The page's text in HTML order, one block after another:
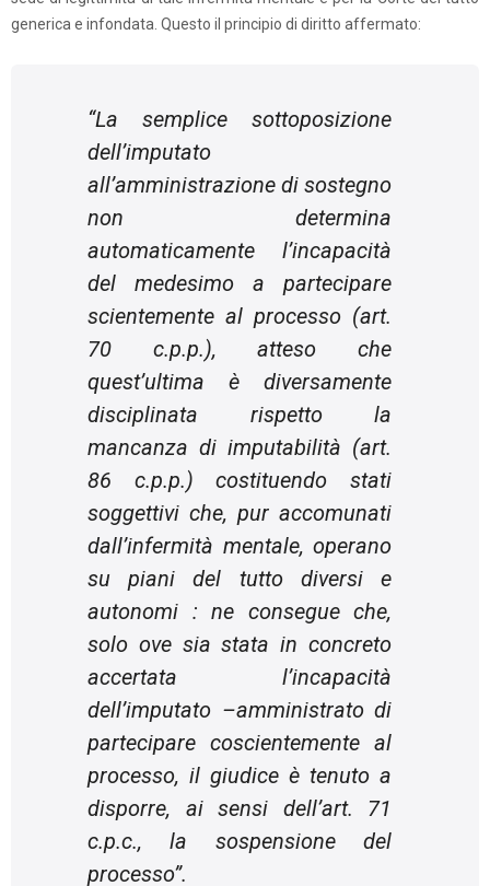
generica e infondata. Questo il principio di diritto affermato:
“La semplice sottoposizione
dell’imputato
all’amministrazione di sostegno
non determina
automaticamente l’incapacità
del medesimo a partecipare
scientemente al processo (art.
70 c.p.p.), atteso che
quest’ultima è diversamente
disciplinata rispetto la
mancanza di imputabilità (art.
86 c.p.p.) costituendo stati
soggettivi che, pur accomunati
dall’infermità mentale, operano
su piani del tutto diversi e
autonomi : ne consegue che,
solo ove sia stata in concreto
accertata l’incapacità
dell’imputato –amministrato di
partecipare coscientemente al
processo, il giudice è tenuto a
disporre, ai sensi dell’art. 71
c.p.c., la sospensione del
processo”.